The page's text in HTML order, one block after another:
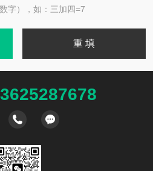
字），如：三加四=7